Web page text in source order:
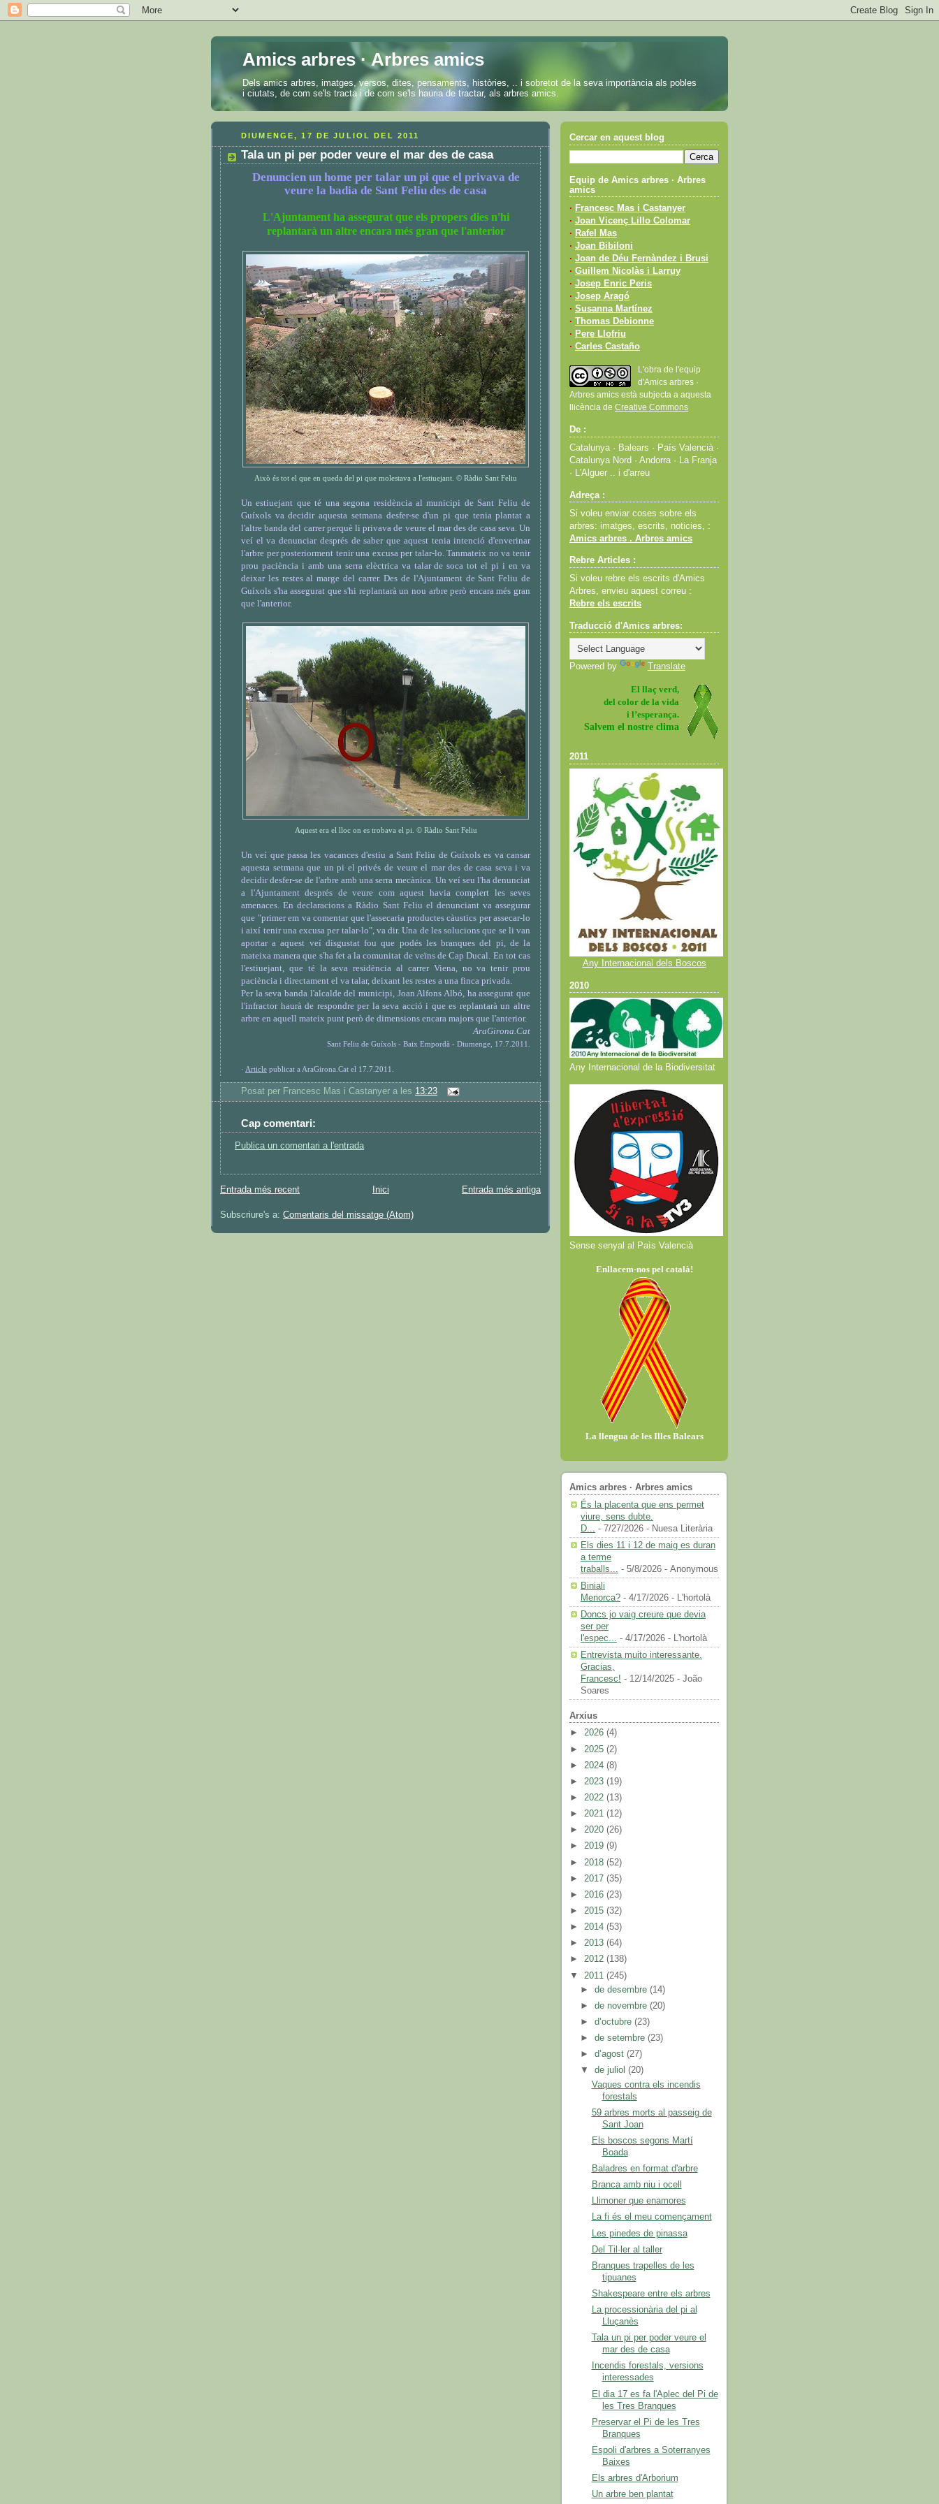
Amics arbres · Arbres amics
Dels amics arbres, imatges, versos, dites, pensaments, històries, .. i sobretot de la seva importància als pobles
i ciutats, de com se'ls tracta i de com se'ls hauria de tractar, als arbres amics.
DIUMENGE, 17 DE JULIOL DEL 2011
Tala un pi per poder veure el mar des de casa
Denuncien un home per talar un pi que el privava de
veure la badia de Sant Feliu des de casa
L'Ajuntament ha assegurat que els propers dies n'hi
replantarà un altre encara més gran que l'anterior
Això és tot el que en queda del pi que molestava a l'estiuejant. © Ràdio Sant Feliu
Un estiuejant que té una segona residència al municipi de Sant Feliu de
Guíxols va decidir aquesta setmana desfer-se d'un pi que tenia plantat a
l'altre banda del carrer perquè li privava de veure el mar des de casa seva. Un
veí el va denunciar després de saber que aquest tenia intenció d'enverinar
l'arbre per posteriorment tenir una excusa per talar-lo. Tanmateix no va tenir
prou paciència i amb una serra elèctrica va talar de soca tot el pi i en va
deixar les restes al marge del carrer. Des de l'Ajuntament de Sant Feliu de
Guíxols s'ha assegurat que s'hi replantarà un nou arbre però encara més gran
que l'anterior.
Aquest era el lloc on es trobava el pi. © Ràdio Sant Feliu
Un veí que passa les vacances d'estiu a Sant Feliu de Guíxols es va cansar
aquesta setmana que un pi el privés de veure el mar des de casa seva i va
decidir desfer-se de l'arbre amb una serra mecànica. Un veí seu l'ha denunciat
a l'Ajuntament després de veure com aquest havia complert les seves
amenaces. En declaracions a Ràdio Sant Feliu el denunciant va assegurar
que "primer em va comentar que l'assecaria productes càustics per assecar-lo
i així tenir una excusa per talar-lo", va dir. Una de les solucions que se li van
aportar a aquest veí disgustat fou que podés les branques del pi, de la
mateixa manera que s'ha fet a la comunitat de veïns de Cap Ducal. En tot cas
l'estiuejant, que té la seva residència al carrer Viena, no va tenir prou
paciència i directament el va talar, deixant les restes a una finca privada.
Per la seva banda l'alcalde del municipi, Joan Alfons Albó, ha assegurat que
l'infractor haurà de respondre per la seva acció i que es replantarà un altre
arbre en aquell mateix punt però de dimensions encara majors que l'anterior.
AraGirona.Cat
Sant Feliu de Guíxols - Baix Empordà - Diumenge, 17.7.2011.
· Article publicat a AraGirona.Cat el 17.7.2011.
Posat per Francesc Mas i Castanyer a les 13:23
Cap comentari:
Publica un comentari a l'entrada
Entrada més recent Entrada més antiga
Inici
Subscriure's a: Comentaris del missatge (Atom)
Cercar en aquest blog
Equip de Amics arbres · Arbres
amics
· Francesc Mas i Castanyer
· Joan Vicenç Lillo Colomar
· Rafel Mas
· Joan Bibiloni
· Joan de Déu Fernàndez i Brusi
· Guillem Nicolàs i Larruy
· Josep Enric Peris
· Josep Aragó
· Susanna Martínez
· Thomas Debionne
· Pere Llofriu
· Carles Castaño
L'obra de l'equip
d'Amics arbres ·
Arbres amics està subjecta a aquesta
llicència de Creative Commons
De :
Catalunya · Balears · País Valencià ·
Catalunya Nord · Andorra · La Franja
· L'Alguer .. i d'arreu
Adreça :
Si voleu enviar coses sobre els
arbres: imatges, escrits, noticies, :
Amics arbres . Arbres amics
Rebre Articles :
Si voleu rebre els escrits d'Amics
Arbres, envieu aquest correu :
Rebre els escrits
Traducció d'Amics arbres:
Powered by Translate
El llaç verd,
del color de la vida
i l’esperança.
Salvem el nostre clima
2011
Any Internacional dels Boscos
2010
Any Internacional de la Biodiversitat
Sense senyal al Paìs Valencià
Enllacem-nos pel català!
La llengua de les Illes Balears
Amics arbres · Arbres amics
És la placenta que ens permet
viure, sens dubte.
D... - 7/27/2026 - Nuesa Literària
Els dies 11 i 12 de maig es duran
a terme
traballs... - 5/8/2026 - Anonymous
Biniali
Menorca? - 4/17/2026 - L'hortolà
Doncs jo vaig creure que devia
ser per
l'espec... - 4/17/2026 - L'hortolà
Entrevista muito interessante.
Gracias,
Francesc! - 12/14/2025 - João
Soares
Arxius
► 2026 (4)
► 2025 (2)
► 2024 (8)
► 2023 (19)
► 2022 (13)
► 2021 (12)
► 2020 (26)
► 2019 (9)
► 2018 (52)
► 2017 (35)
► 2016 (23)
► 2015 (32)
► 2014 (53)
► 2013 (64)
► 2012 (138)
▼ 2011 (245)
►de desembre(14)
►de novembre(20)
►d’octubre(23)
►de setembre(23)
►d’agost(27)
▼de juliol(20)
Vaques contra els incendis
forestals
59 arbres morts al passeig de
Sant Joan
Els boscos segons Martí
Boada
Baladres en format d'arbre
Branca amb niu i ocell
Llimoner que enamores
La fi és el meu començament
Les pinedes de pinassa
Del Til·ler al taller
Branques trapelles de les
tipuanes
Shakespeare entre els arbres
La processionària del pi al
Lluçanès
Tala un pi per poder veure el
mar des de casa
Incendis forestals, versions
interessades
El dia 17 es fa l'Aplec del Pi de
les Tres Branques
Preservar el Pi de les Tres
Branques
Espoli d'arbres a Soterranyes
Baixes
Els arbres d'Arborium
Un arbre ben plantat